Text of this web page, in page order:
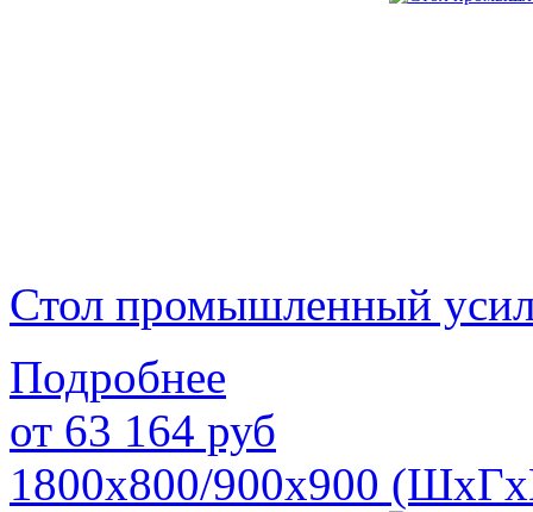
Стол промышленный
Подробнее
от 63 164 руб
1800х800/900х900